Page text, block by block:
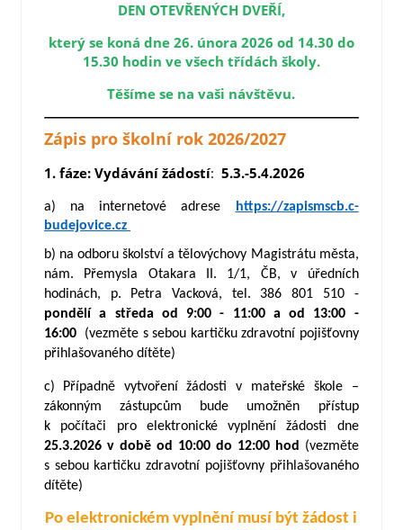
DEN OTEVŘENÝCH DVEŘÍ,
který se koná dne 26. února 2026 od 14.30 do
15.30 hodin ve všech třídách školy.
Těšíme se na vaši návštěvu.
Zápis pro školní rok 2026/2027
1. fáze: Vydávání žádostí: 5.3.-5.4.2026
a) na internetové adrese
https://zapismscb.c-
budejovice.cz
b) na odboru školství a tělovýchovy Magistrátu města,
nám. Přemysla Otakara II. 1/1, ČB, v úředních
hodinách, p. Petra Vacková, tel. 386 801 510 -
pondělí a středa od 9:00 - 11:00 a od 13:00 -
16:00 (vezměte s sebou kartičku zdravotní pojišťovny
přihlašovaného dítěte)
c)
Případně vytvoření žádosti v mateřské škole –
zákonným zástupcům bude umožněn přístup
k počítači pro elektronické vyplnění žádosti dne
25.3.2026 v době od 10:00 do 12:00 hod (vezměte
s sebou kartičku zdravotní pojišťovny přihlašovaného
dítěte)
Po elektronickém vyplnění musí být žádost i